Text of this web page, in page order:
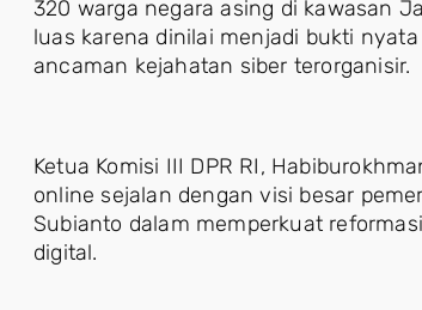
320 warga negara asing di kawasan
luas karena dinilai menjadi bukti
ancaman kejahatan siber terorganisir.
Ketua Komisi III DPR RI,
online sejalan dengan visi besar
Subianto dalam memperkuat
digital.